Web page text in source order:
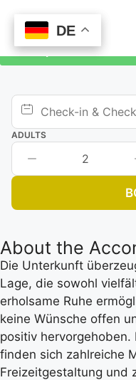
Book your room now
ADULTS
2
About the
Die Unterkunft
Lage, die sowohl
erholsame Ruhe
keine Wünsche offen
positiv
finden sich zahlreiche
Freizeitgestaltung und
DE
DE